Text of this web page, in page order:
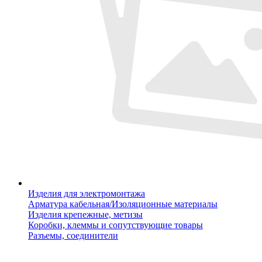
Изделия для электромонтажа
Арматура кабельная/Изоляционные материалы
Изделия крепежные, метизы
Коробки, клеммы и сопутствующие товары
Разъемы, соединители